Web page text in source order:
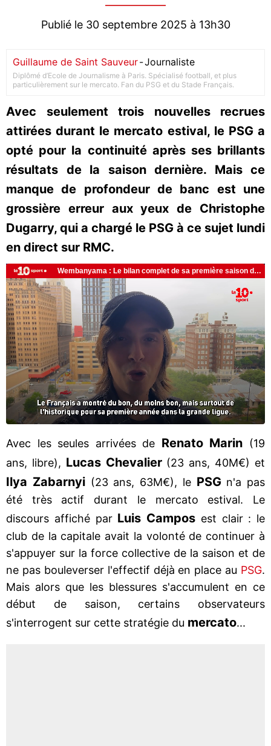
Publié le 30 septembre 2025 à 13h30
Guillaume de Saint Sauveur-Journaliste
Diplômé d’Ecole de Journalisme à Paris. Spécialisé football, et plus
particulièrement sur le mercato. Fan du PSG et du Stade Français.
Avec seulement trois nouvelles recrues
attirées durant le mercato estival, le PSG a
opté pour la continuité après ses brillants
résultats de la saison dernière. Mais ce
manque de profondeur de banc est une
grossière erreur aux yeux de Christophe
Dugarry, qui a chargé le PSG à ce sujet lundi
en direct sur RMC.
Avec les seules arrivées de Renato Marin (19
ans, libre), Lucas Chevalier(23 ans, 40M€) et
Ilya Zabarnyi(23 ans, 63M€), le PSGn'a pas
été très actif durant le mercato estival. Le
discours affiché par Luis Campos est clair : le
club de la capitale avait la volonté de continuer à
s'appuyer sur la force collective de la saison et de
ne pas bouleverser l'effectif déjà en place au PSG.
Mais alors que les blessures s'accumulent en ce
début de saison, certains observateurs
s'interrogent sur cette stratégie du mercato...